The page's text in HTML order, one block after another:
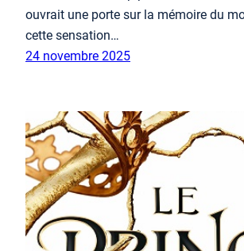
ouvrait une porte sur la mémoire du
cette sensation…
24 novembre 2025